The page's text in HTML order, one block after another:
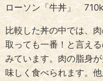
ローソン「牛丼」
比較した丼の中では、
取っても一番！と言え
みています。肉の脂身
味しく食べられます。